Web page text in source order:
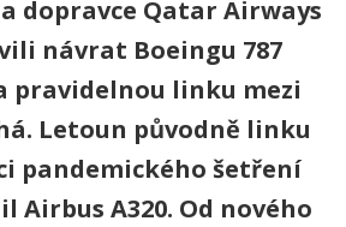
dopravce Qatar Airways
návrat Boeingu 787
pravidelnou linku mezi
Letoun původně linku
pandemického šetření
Airbus A320. Od nového